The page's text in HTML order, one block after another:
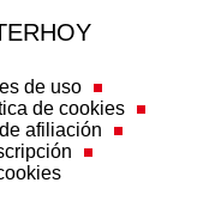
de cookies
afiliación